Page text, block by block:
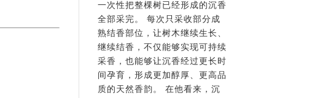
一次性把整棵树已经形成的沉香
全部采完。 每次只采收部分成
熟结香部位，让树木继续生长、
继续结香，不仅能够实现可持续
采香，也能够让沉香经过更长时
间孕育，形成更加醇厚、更高品
质的天然香韵。 在他看来，沉